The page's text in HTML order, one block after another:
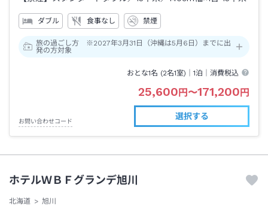
ダブル 食事なし 禁煙
旅の過ごし方 ※2027年3月31日（沖縄は5月6日）までに出
発の方対象
おとな1名 (2名1室)｜1泊 ｜消費税込
25,600円〜171,200円
お問い合わせコード
選択する
ホテルＷＢＦグランデ旭川
北海道
旭川